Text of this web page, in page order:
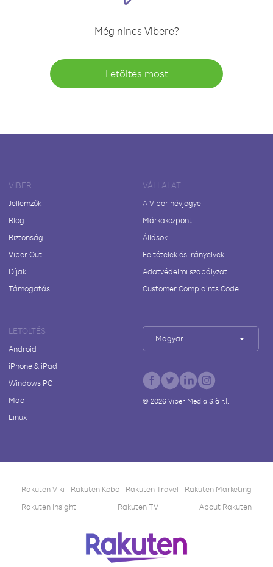
Még nincs Vibere?
Letöltés most
VIBER
Jellemzők
Blog
Biztonság
Viber Out
Díjak
Támogatás
VÁLLALAT
A Viber névjegye
Márkaközpont
Állások
Feltételek és irányelvek
Adatvédelmi szabályzat
Customer Complaints Code
LETÖLTÉS
Android
iPhone & iPad
Windows PC
Mac
Linux
Magyar
© 2026Viber Media S.à r.l.
Rakuten Viki Rakuten Kobo Rakuten Travel
Rakuten Marketing
Rakuten Insight
Rakuten TV About Rakuten